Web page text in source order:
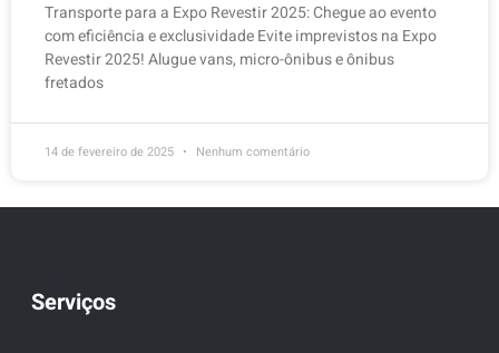
Transporte para a Expo Revestir 2025: Chegue ao evento
com eficiência e exclusividade Evite imprevistos na Expo
Revestir 2025! Alugue vans, micro-ônibus e ônibus
fretados
14 de fevereiro de 2025 Nenhum comentário
Serviços